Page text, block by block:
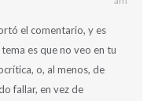
el comentario, y es
es que no veo en tu
o, al menos, de
fallar, en vez de